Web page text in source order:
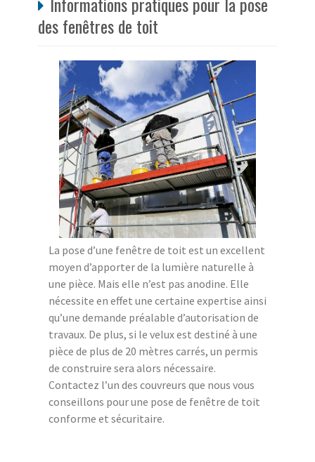
des fenêtres de toit
La pose d’une fenêtre de toit est un excellent
moyen d’apporter de la lumière naturelle à
une pièce. Mais elle n’est pas anodine. Elle
nécessite en effet une certaine expertise ainsi
qu’une demande préalable d’autorisation de
travaux. De plus, si le velux est destiné à une
pièce de plus de 20 mètres carrés, un permis
de construire sera alors nécessaire.
Contactez l’un des couvreurs que nous vous
conseillons pour une pose de fenêtre de toit
conforme et sécuritaire.